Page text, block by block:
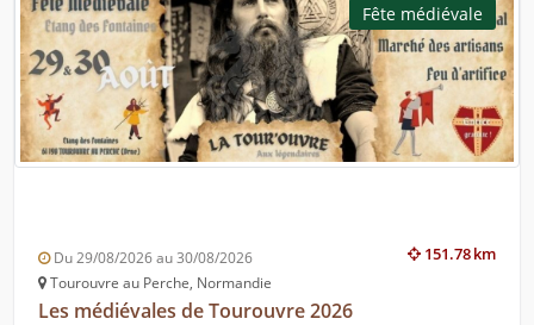
Fête médiévale
151.78 km
Du 29/08/2026 au 30/08/2026
Tourouvre au Perche, Normandie
Les médiévales de Tourouvre 2026